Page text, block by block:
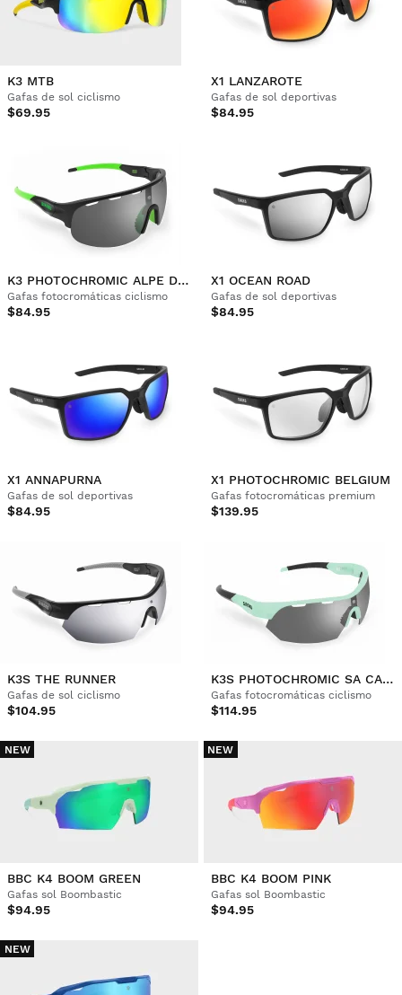
K3 MTB
Gafas de sol ciclismo
$69.95
X1 LANZAROTE
Gafas de sol deportivas
$84.95
K3 PHOTOCHROMIC ALPE D'HUEZ
Gafas fotocromáticas ciclismo
$84.95
X1 OCEAN ROAD
Gafas de sol deportivas
$84.95
X1 ANNAPURNA
Gafas de sol deportivas
$84.95
X1 PHOTOCHROMIC BELGIUM
Gafas fotocromáticas premium
$139.95
K3S THE RUNNER
Gafas de sol ciclismo
$104.95
K3S PHOTOCHROMIC SA CALOBRA
Gafas fotocromáticas ciclismo
$114.95
NEW
BBC K4 BOOM GREEN
Gafas sol Boombastic
$94.95
NEW
BBC K4 BOOM PINK
Gafas sol Boombastic
$94.95
NEW